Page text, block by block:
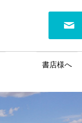
書店様へ